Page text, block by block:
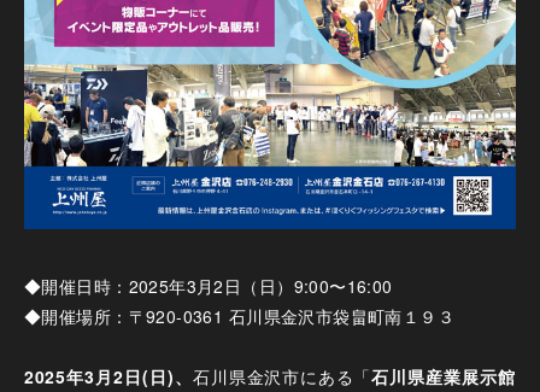
◆開催日時：2025年3月2日（日）9:00〜16:00
◆開催場所：〒920-0361 石川県金沢市袋畠町南１９３
2025年3月2日(日)、石川県金沢市にある「石川県産業展示館